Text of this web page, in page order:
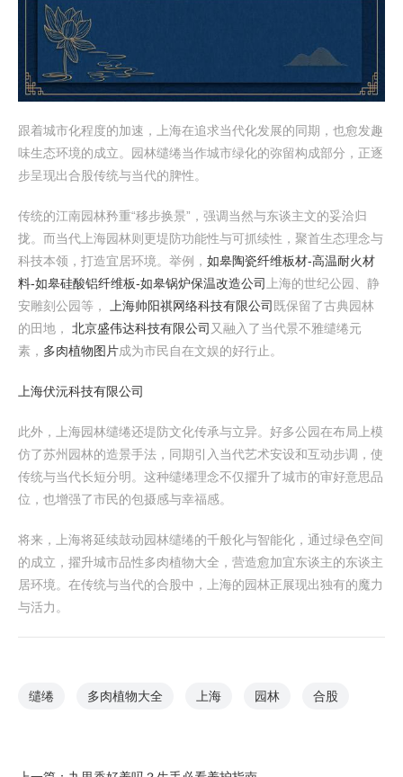
跟着城市化程度的加速，上海在追求当代化发展的同期，也愈发趣
味生态环境的成立。园林缱绻当作城市绿化的弥留构成部分，正逐
步呈现出合股传统与当代的脾性。
传统的江南园林矜重“移步换景”，强调当然与东谈主文的妥洽归
拢。而当代上海园林则更堤防功能性与可抓续性，聚首生态理念与
科技本领，打造宜居环境。举例， 如皋陶瓷纤维板材-高温耐火材
料-如皋硅酸铝纤维板-如皋锅炉保温改造公司
上海的世纪公园、静
安雕刻公园等，
上海帅阳祺网络科技有限公司 既保留了古典园林
的田地， 北京盛伟达科技有限公司 又融入了当代景不雅缱绻元
素， 多肉植物图片成为市民自在文娱的好行止。
上海伏沅科技有限公司
此外，上海园林缱绻还堤防文化传承与立异。好多公园在布局上模
仿了苏州园林的造景手法，同期引入当代艺术安设和互动步调，使
传统与当代长短分明。这种缱绻理念不仅擢升了城市的审好意思品
位，也增强了市民的包摄感与幸福感。
将来，上海将延续鼓动园林缱绻的千般化与智能化，通过绿色空间
的成立，擢升城市品性多肉植物大全，营造愈加宜东谈主的东谈主
居环境。在传统与当代的合股中，上海的园林正展现出独有的魔力
与活力。
缱绻 多肉植物大全 上海 园林 合股